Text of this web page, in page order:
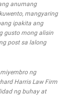
anumang
mangyaring
ipakita ang
gusto mong alisin
post sa lalong
ng
Harris Law Firm
ng buhay at